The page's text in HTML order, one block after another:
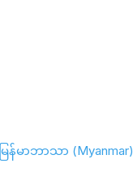
မြန်မာဘာသာ (Myanmar)